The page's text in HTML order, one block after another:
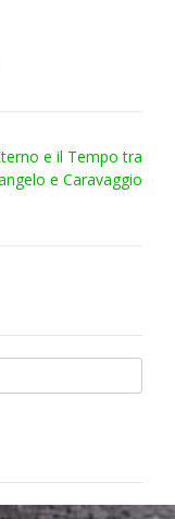
e il Tempo tra
e Caravaggio